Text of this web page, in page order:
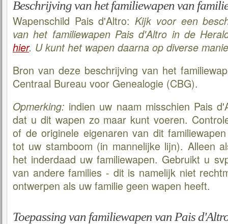
Beschrijving van het familiewapen van
Wapenschild Pais d'Altro:Kijk voor een
van het familiewapen Pais d'Altro in de
hier. U kunt het wapen daarna op diverse
Bron van deze beschrijving van het
Centraal Bureau voor Genealogie (CBG).
Opmerking: indien uw naam misschien Pais
dat u dit wapen zo maar kunt voeren.
of de originele eigenaren van dit
tot uw stamboom (in mannelijke lijn). Alleen
het inderdaad uw familiewapen. Gebruikt u
van andere families - dit is namelijk niet
ontwerpen als uw familie geen wapen heeft.
Toepassing van familiewapen van Pais